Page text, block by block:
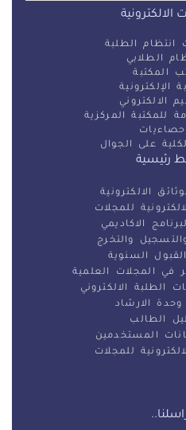
الالكترونية
انتظام الطلبة
الطلابي
المكتبة
الإلكترونية
الالكتروني
للمكتبة المركزية
على الجوال
رئيسية
الالكترونية
للمجلات
الاكاديمي
والتخرج
السنوية
في المجلات العلمية
الطلبة الالكتروني
وحدة الارشاد
الطالب
المستخدمين
للمجلات